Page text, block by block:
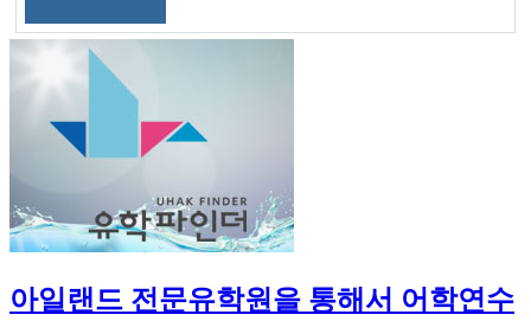
아일랜드 전문유학원을 통해서 어학연수